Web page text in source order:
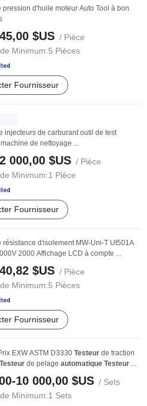
pression d'huile moteur Auto Tool à bon
$US / Pièce
Minimum:5 Pièces
Fournisseur
injecteurs de carburant outil de test
de nettoyage ...
000,00 $US / Pièce
Minimum:1 Pièce
Fournisseur
résistance d'isolement MW-Uni-T Ut501A
2000 Affichage LCD à compte ...
$US / Pièce
Minimum:5 Pièces
Fournisseur
EXW ASTM D3330 Testeur de traction
Testeur de pelage automatique Testeur ...
10 000,00 $US / Sets
Minimum:1 Sets